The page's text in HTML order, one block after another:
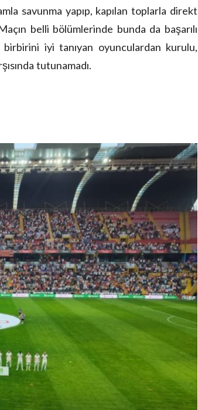
savunma yapıp, kapılan toplarla direkt
belli bölümlerinde bunda da başarılı
iyi tanıyan oyunculardan kurulu,
tutunamadı.